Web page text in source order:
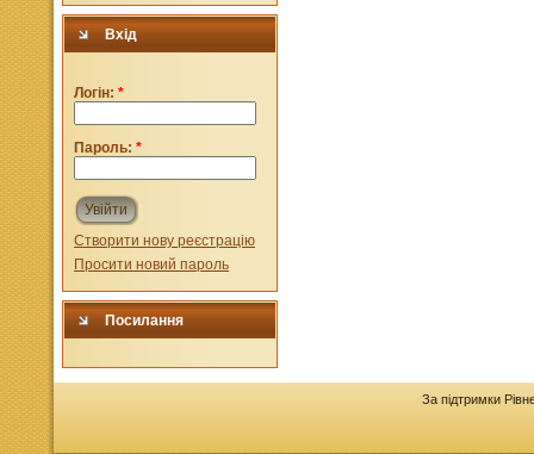
Вхід
Логін: *
Пароль: *
Увійти
Створити нову реєстрацію
Просити новий пароль
Посилання
За підтримки